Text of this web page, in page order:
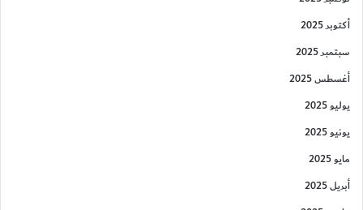
أكتوبر 2025
سبتمبر 2025
أغسطس 2025
يوليو 2025
يونيو 2025
مايو 2025
أبريل 2025